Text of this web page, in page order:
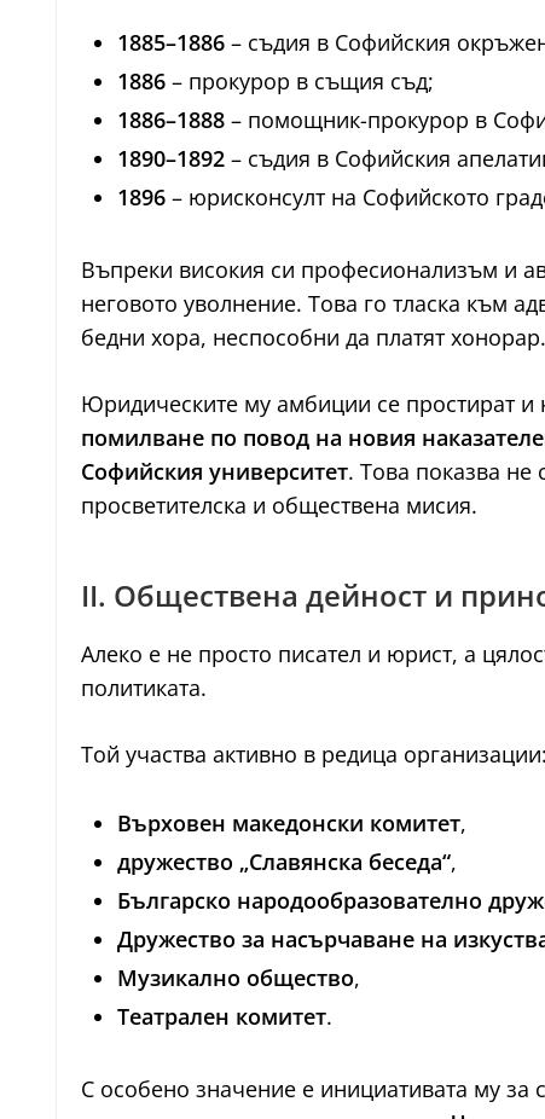
1885–1886 – съдия в Софийския
1886 – прокурор в същия съд;
1886–1888 – помощник-прокурор в
1890–1892 – съдия в Софийския
1896 – юрисконсулт на Софийското
Въпреки високия си професионализъм и
неговото уволнение. Това го тласка към
бедни хора, неспособни да платят хонорар.
Юридическите му амбиции се простират
помилване по повод на новия
Софийския университет. Това показва
просветителска и обществена мисия.
II. Обществена дейност и
Алеко е не просто писател и юрист, а
политиката.
Той участва активно в редица организации:
Върховен македонски комитет,
дружество „Славянска беседа“,
Българско народообразователно
Дружество за насърчаване на
Музикално общество,
Театрален комитет.
С особено значение е инициативата му за